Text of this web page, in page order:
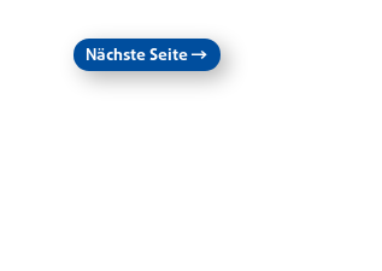
Nächste Seite→